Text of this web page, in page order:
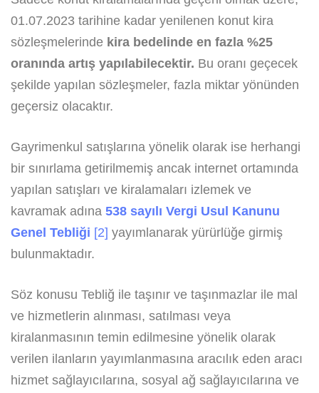
01.07.2023 tarihine kadar yenilenen konut kira
sözleşmelerinde kira bedelinde en fazla %25
oranında artış yapılabilecektir. Bu oranı geçecek
şekilde yapılan sözleşmeler, fazla miktar yönünden
geçersiz olacaktır.
Gayrimenkul satışlarına yönelik olarak ise herhangi
bir sınırlama getirilmemiş ancak internet ortamında
yapılan satışları ve kiralamaları izlemek ve
kavramak adına 538 sayılı Vergi Usul Kanunu
Genel Tebliği [2] yayımlanarak yürürlüğe girmiş
bulunmaktadır.
Söz konusu Tebliğ ile taşınır ve taşınmazlar ile mal
ve hizmetlerin alınması, satılması veya
kiralanmasının temin edilmesine yönelik olarak
verilen ilanların yayımlanmasına aracılık eden aracı
hizmet sağlayıcılarına, sosyal ağ sağlayıcılarına ve